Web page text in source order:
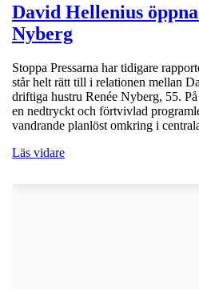
David Hellenius
Nyberg
Stoppa Pressarna har tidigare
står helt rätt till i relationen mellan
driftiga hustru Renée Nyberg, 55.
en nedtryckt och förtvivlad
vandrande planlöst omkring i
Läs vidare